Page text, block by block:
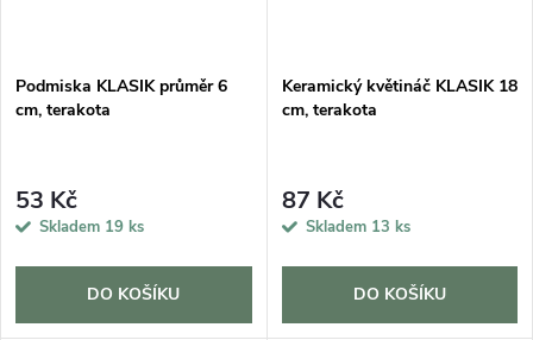
Podmiska KLASIK průměr 6
cm, terakota
53 Kč
Skladem 19 ks
DO KOŠÍKU
Keramický květináč KLASIK 18
cm, terakota
87 Kč
Skladem 13 ks
DO KOŠÍKU